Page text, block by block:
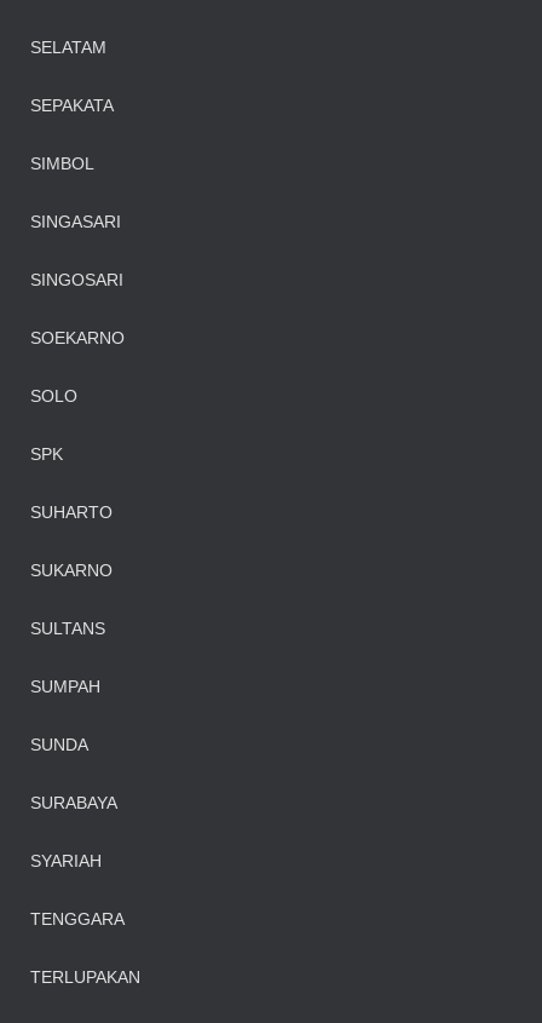
SELATAM
SEPAKATA
SIMBOL
SINGASARI
SINGOSARI
SOEKARNO
SOLO
SPK
SUHARTO
SUKARNO
SULTANS
SUMPAH
SUNDA
SURABAYA
SYARIAH
TENGGARA
TERLUPAKAN